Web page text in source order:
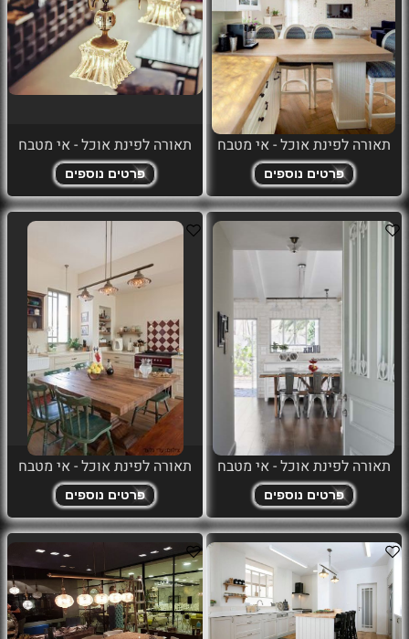
תאורה לפינת אוכל - אי מטבח
פרטים נוספים
תאורה לפינת אוכל - אי מטבח
פרטים נוספים
תאורה לפינת אוכל - אי מטבח
פרטים נוספים
תאורה לפינת אוכל - אי מטבח
פרטים נוספים